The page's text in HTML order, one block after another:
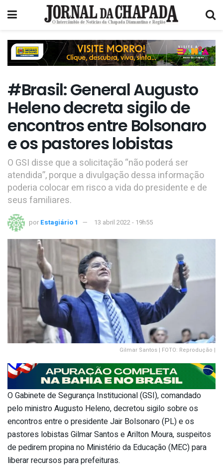
#Brasil: General Augusto
Heleno decreta sigilo de
encontros entre Bolsonaro
e os pastores lobistas
O GSI disse que a solicitação “não poderá ser
atendida”, porque a divulgação dessa informação
poderia colocar em risco a vida do presidente e de
seus familiares.
por Estagiário 1 13 abril 2022 - 19h55
Gilmar Santos | FOTO: Reprodução |
O Gabinete de Segurança Institucional (GSI), comandado
pelo ministro Augusto Heleno, decretou sigilo sobre os
encontros entre o presidente Jair Bolsonaro (PL) e os
pastores lobistas Gilmar Santos e Arilton Moura, suspeitos
de pedirem propina no Ministério da Educação (MEC) para
liberar recursos para prefeituras.